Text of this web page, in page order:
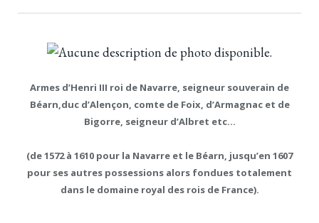
Armes d’Henri III roi de Navarre, seigneur souverain de
Béarn,duc d’Alençon, comte de Foix, d’Armagnac et de
Bigorre, seigneur d’Albret etc…
(de 1572 à 1610 pour la Navarre et le Béarn, jusqu’en 1607
pour ses autres possessions alors fondues totalement
dans le domaine royal des rois de France).